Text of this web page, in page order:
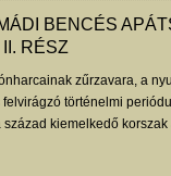
BENCÉS
RÉSZ
zűrzavara, a
történelmi
kiemelkedő korszak